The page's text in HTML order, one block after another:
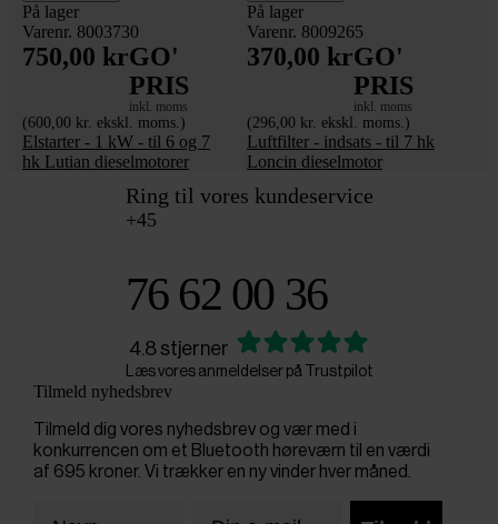
På lager
Varenr. 8003730
750,00 krGO'
PRIS
inkl. moms
(600,00 kr. ekskl. moms.)
Elstarter - 1 kW - til 6 og 7
hk Lutian dieselmotorer
På lager
Varenr. 8009265
370,00 krGO'
PRIS
inkl. moms
(296,00 kr. ekskl. moms.)
Luftfilter - indsats - til 7 hk
Loncin dieselmotor
Ring til vores kundeservice
+45
76 62 00 36
4.8 stjerner
Læs vores anmeldelser på Trustpilot
Tilmeld nyhedsbrev
Tilmeld dig vores nyhedsbrev og vær med i
konkurrencen om et Bluetooth høreværn til en værdi
af 695 kroner. Vi trækker en ny vinder hver måned.